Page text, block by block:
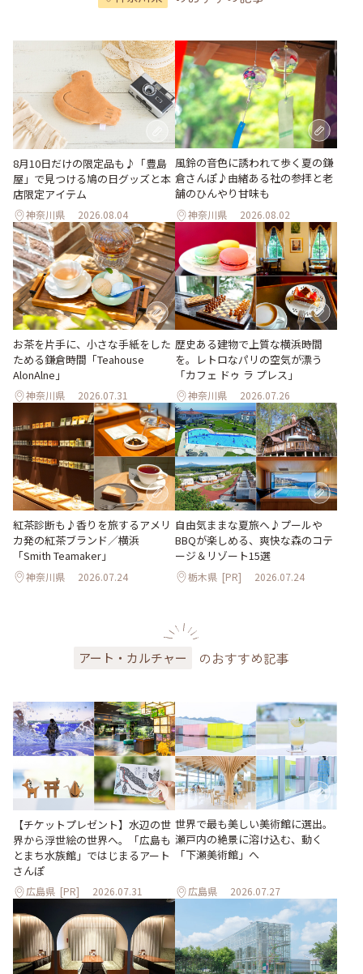
8月10日だけの限定品も♪「豊島
屋」で見つける鳩の日グッズと本
店限定アイテム
神奈川県 2026.08.04
風鈴の音色に誘われて歩く夏の鎌
倉さんぽ♪由緒ある社の参拝と老
舗のひんやり甘味も
神奈川県 2026.08.02
お茶を片手に、小さな手紙をした
ためる鎌倉時間「Teahouse
AlonAlne」
神奈川県 2026.07.31
歴史ある建物で上質な横浜時間
を。レトロなパリの空気が漂う
「カフェ ドゥ ラ プレス」
神奈川県 2026.07.26
紅茶診断も♪香りを旅するアメリ
カ発の紅茶ブランド／横浜
「Smith Teamaker」
神奈川県 2026.07.24
自由気ままな夏旅へ♪プールや
BBQが楽しめる、爽快な森のコテ
ージ＆リゾート15選
栃木県 [PR] 2026.07.24
アート・カルチャー のおすすめ記事
【チケットプレゼント】水辺の世
界から浮世絵の世界へ。「広島も
とまち水族館」ではじまるアート
さんぽ
広島県 [PR] 2026.07.31
世界で最も美しい美術館に選出。
瀬戸内の絶景に溶け込む、動く
「下瀬美術館」へ
広島県 2026.07.27